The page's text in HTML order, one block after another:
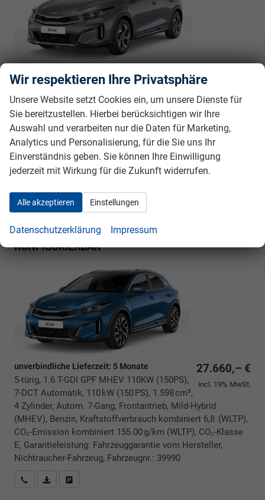
26.440,– €
unverbindliche Lieferzeit:5 Monate
5-türig, 1.6 T-GDI GPF MHEV 110KW (150PS),
7-DCT Automatik, 110 kW (150 PS), 1.598 cm³,
4 Zylinder, Autom. 7-Gang, Frontantrieb, Mild-Hybrid
(MHEV), Benzin, Kraftstoffverbrauch kombiniert 6,8 (WLTP),
CO₂-Emission kombiniert 155.00 g/km (WLTP), CO₂-Klasse
E, Garantieleistung: Fahrzeuggarantie vom Hersteller,
Nichtraucher-Fahrzeug, Fahrzeugnr.: 39988
Kia XCeedSteel BESTELLFAHRZEUG / FREI
KONFIGURIERBAR
27.660,– €
incl. 19% MwSt.
unverbindliche Lieferzeit: 5 Monate
5-türig, 1.6 T-GDI GPF MHEV 110KW (150PS),
7-DCT Automatik, 110 kW (150 PS), 1.598 cm³,
4 Zylinder, Autom. 7-Gang, Frontantrieb, Mild-Hybrid
(MHEV), Benzin, Kraftstoffverbrauch kombiniert 6,8 (WLTP),
CO₂-Emission kombiniert 155.00 g/km (WLTP), CO₂-Klasse
E, Garantieleistung: Fahrzeuggarantie vom Hersteller,
Nichtraucher-Fahrzeug, Fahrzeugnr.: 39990
Rückrufbitte absenden
PDF-Datei, Fahrzeugexposé drucken
Wir respektieren Ihre Privatsphäre
Unsere Website setzt Cookies ein, um unsere Dienste für
Sie bereitzustellen. Hierbei berücksichtigen wir Ihre
Auswahl und verarbeiten nur die Daten für Marketing,
Analytics und Personalisierung, für die Sie uns Ihr
Einverständnis geben. Sie können Ihre Einwilligung
jederzeit mit Wirkung für die Zukunft widerrufen.
Alle akzeptieren Einstellungen
Datenschutzerklärung Impressum